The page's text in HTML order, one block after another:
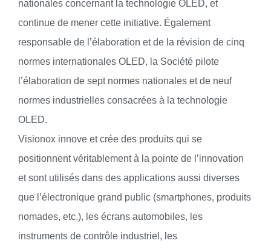
nationales concernant la technologie OLED, et
continue de mener cette initiative. Également
responsable de l’élaboration et de la révision de cinq
normes internationales OLED, la Société pilote
l’élaboration de sept normes nationales et de neuf
normes industrielles consacrées à la technologie
OLED.
Visionox innove et crée des produits qui se
positionnent véritablement à la pointe de l’innovation
et sont utilisés dans des applications aussi diverses
que l’électronique grand public (smartphones, produits
nomades, etc.), les écrans automobiles, les
instruments de contrôle industriel, les